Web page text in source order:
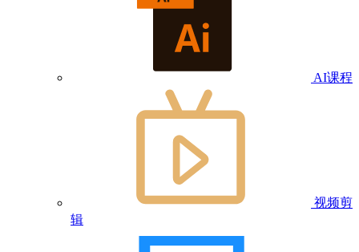
AI课程
视频剪
辑